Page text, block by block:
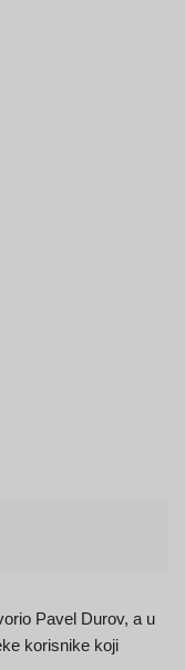
Pavel Durov, a u
korisnike koji